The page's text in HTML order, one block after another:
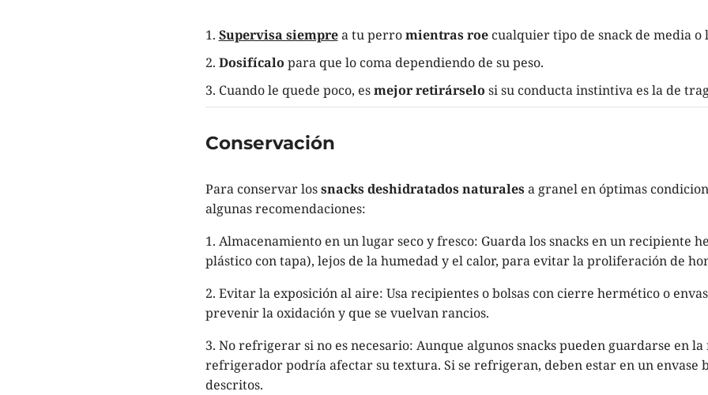
Supervisa siemprea tu perromientras roecualquier tipo de snack de media o
Dosifícalo para que lo coma dependiendo de su peso.
Cuando le quede poco, esmejor retirárselo si su conducta instintiva es la de
Conservación
Para conservar lossnacks deshidratados naturalesa granel en óptimas
algunas recomendaciones:
1. Almacenamiento en un lugar seco y fresco: Guarda los snacks en un recipiente
plástico con tapa), lejos de la humedad y el calor, para evitar la proliferación de
2. Evitar la exposición al aire: Usa recipientes o bolsas con cierre hermético o
prevenir la oxidación y que se vuelvan rancios.
3. No refrigerar si no es necesario: Aunque algunos snacks pueden guardarse en
refrigerador podría afectar su textura. Si se refrigeran, deben estar en un envase
descritos.